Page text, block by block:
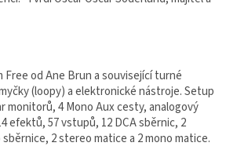
Free od Ane Brun a související turné
(loopy) a elektronické nástroje. Setup
monitorů, 4 Mono Aux cesty, analogový
efektů, 57 vstupů, 12 DCA sběrnic, 2
2 stereo matice a 2 mono matice.